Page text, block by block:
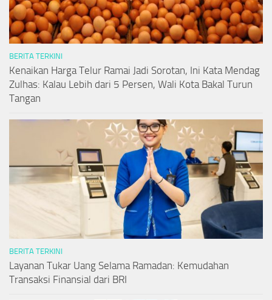
BERITA TERKINI
Kenaikan Harga Telur Ramai Jadi Sorotan, Ini Kata Mendag
Zulhas: Kalau Lebih dari 5 Persen, Wali Kota Bakal Turun
Tangan
BERITA TERKINI
Layanan Tukar Uang Selama Ramadan: Kemudahan
Transaksi Finansial dari BRI